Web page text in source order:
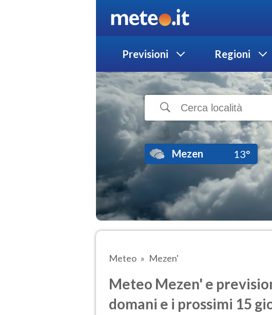
Previsioni Regioni
Mezen 13°
Meteo Mezen'
Meteo Mezen' e
domani e i prossimi 15